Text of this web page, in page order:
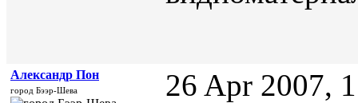
Александр Пон
город Бээр-Шева 26 Apr 2007,